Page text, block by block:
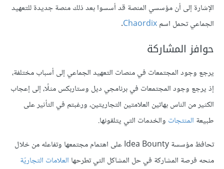
الإشارة إلى أن مؤسسي المنصة قد أسسوا بعد ذلك منصة جديدة للتعهيد
الجماعي تحمل اسمChaordix
.
حوافز المشاركة
يرجع وجود المجتمعات في منصات التعهيد الجماعي إلى أسباب مختلفة،
إذ يرجع وجود المجتمعات في برنامجي ديل وستاربكس مثلًا، إلى إعجاب
الكثير من الناس بهاتين العلامتين التجاريتين، ورغبتم في التأثير على
طبيعة المنتجات والخدمات التي يتلقونها.
تحافظ مؤسسة Idea Bounty على اهتمام مجتمعها وتفاعله من خلال
منحه فرصة المشاركة في حل المشاكل التي تطرحها العلامات التجاريّة